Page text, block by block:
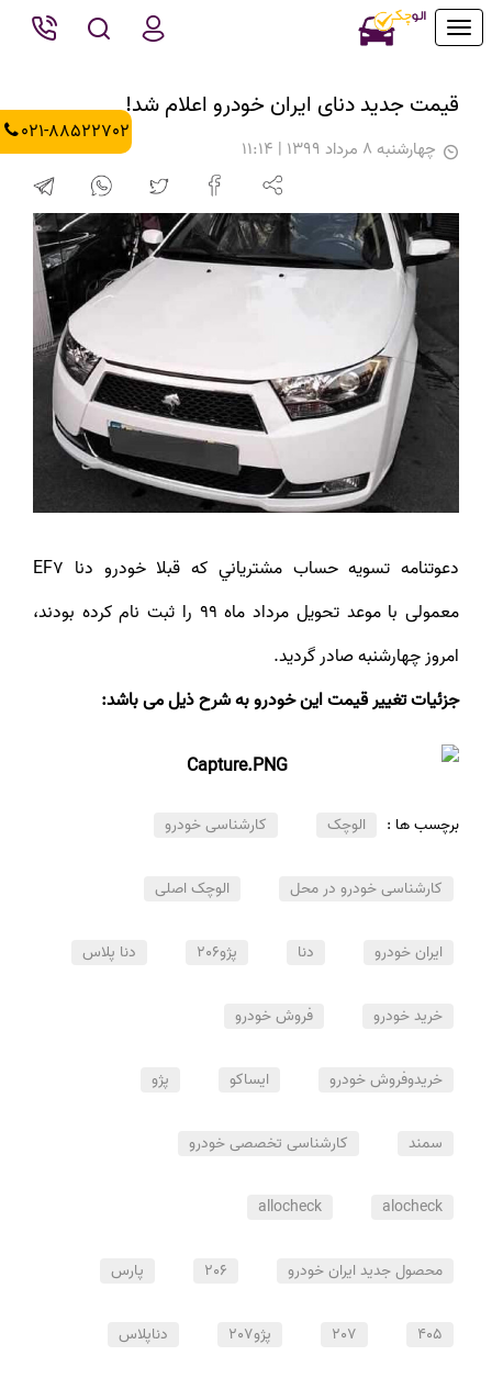
Toggle
021-88522702
قیمت جدید دنای ایران خودرو اعلام شد!
چهارشنبه 8 مرداد 1399 | 11:14
دعوتنامه تسویه حساب مشترياني كه قبلا خودرو دنا EF7
معمولی با موعد تحويل مرداد ماه 99 را ثبت نام كرده بودند،
امروز چهارشنبه صادر گرديد.
جزئیات تغییر قیمت این خودرو به شرح ذیل می باشد:
برچسب ها : الوچک کارشناسی خودرو
کارشناسی خودرو در محل الوچک اصلی
ایران خودرو دنا پژو206 دنا پلاس
خرید خودرو فروش خودرو
خریدوفروش خودرو ایساکو پژو
سمند کارشناسی تخصصی خودرو
alocheck
allocheck
محصول جدید ایران خودرو 206 پارس
405
207 پژو207 دناپلاس